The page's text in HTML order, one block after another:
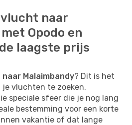
naar
Opodo en
laagste prijs
naar Malaimbandy? Dit is het
vluchten te zoeken.
speciale sfeer die je nog lang
bestemming voor een korte
vakantie of dat lange